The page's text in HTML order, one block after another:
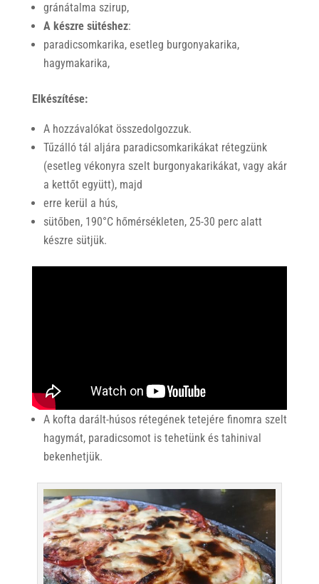
gránátalma szirup,
A készre sütéshez:
paradicsomkarika, esetleg burgonyakarika,
hagymakarika,
Elkészítése:
A hozzávalókat összedolgozzuk.
Tűzálló tál aljára paradicsomkarikákat rétegzünk
(esetleg vékonyra szelt burgonyakarikákat, vagy akár
a kettőt együtt), majd
erre kerül a hús,
sütőben, 190°C hőmérsékleten, 25-30 perc alatt
készre sütjük.
A kofta darált-húsos rétegének tetejére finomra szelt
hagymát, paradicsomot is tehetünk és tahinival
bekenhetjük.